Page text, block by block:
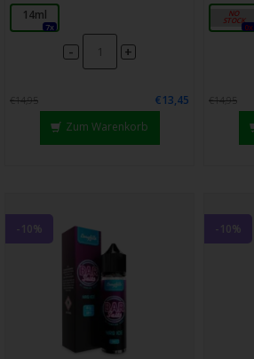
14ml
7x
- +
€14,95
€13,45
Zum Warenkorb
10ml
0x
€14,95
-10% -10%